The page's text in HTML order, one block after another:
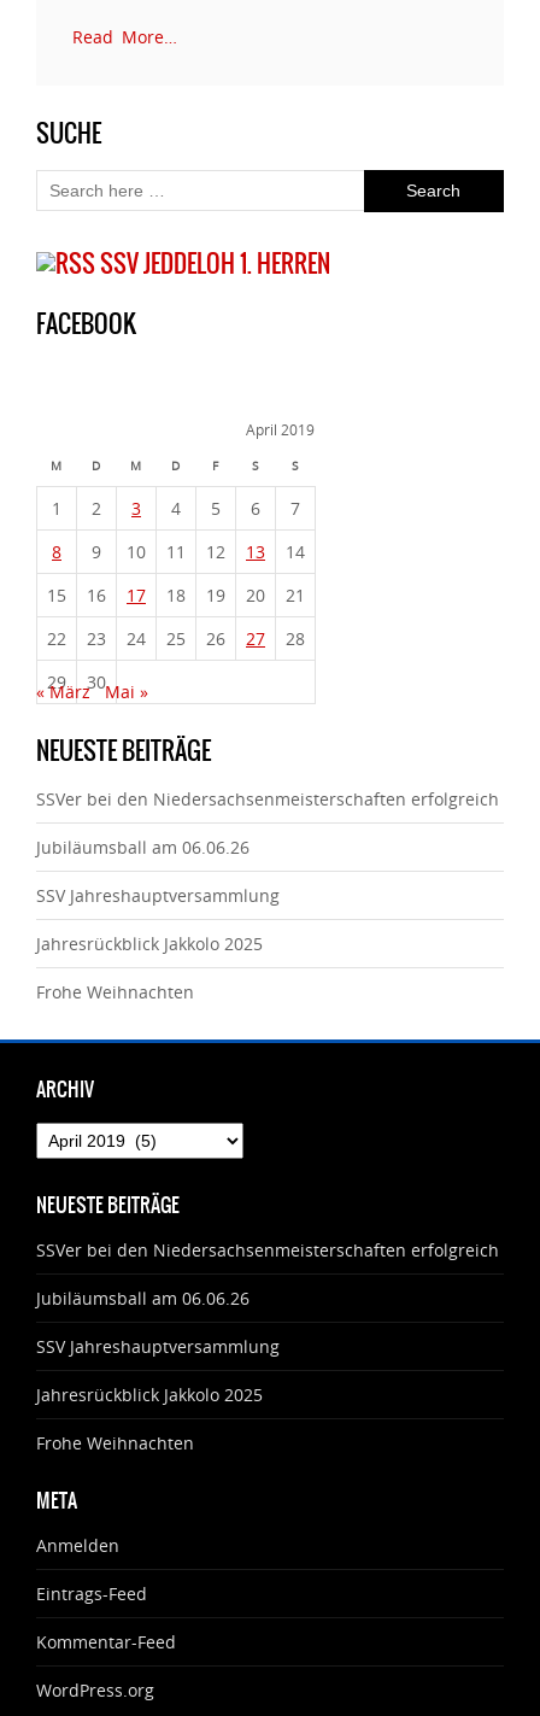
Read More…
SUCHE
SSV JEDDELOH 1. HERREN
FACEBOOK
April 2019
M D M D F S S
1 2 3 4 5 6
7
8
9 10 11 12 13
14
15
16 17 18 19 20
21
22
23 24 25 26 27
28
29
30
« März Mai »
NEUESTE BEITRÄGE
SSVer bei den Niedersachsenmeisterschaften erfolgreich
Jubiläumsball am 06.06.26
SSV Jahreshauptversammlung
Jahresrückblick Jakkolo 2025
Frohe Weihnachten
ARCHIV
Archiv
NEUESTE BEITRÄGE
SSVer bei den Niedersachsenmeisterschaften erfolgreich
Jubiläumsball am 06.06.26
SSV Jahreshauptversammlung
Jahresrückblick Jakkolo 2025
Frohe Weihnachten
META
Anmelden
Eintrags-Feed
Kommentar-Feed
WordPress.org